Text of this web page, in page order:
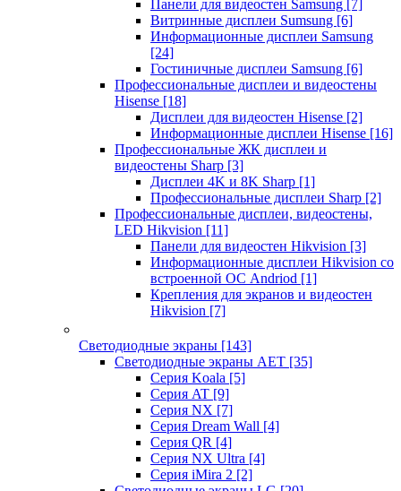
Панели для видеостен Samsung [7]
Витринные дисплеи Sumsung [6]
Информационные дисплеи Samsung
[24]
Гостиничные дисплеи Samsung [6]
Профессиональные дисплеи и видеостены
Hisense [18]
Дисплеи для видеостен Hisense [2]
Информационные дисплеи Hisense [16]
Профессиональные ЖК дисплеи и
видеостены Sharp [3]
Дисплеи 4K и 8K Sharp [1]
Профессиональные дисплеи Sharp [2]
Профессиональные дисплеи, видеостены,
LED Hikvision [11]
Панели для видеостен Hikvision [3]
Информационные дисплеи Hikvision со
встроенной ОС Andriod [1]
Крепления для экранов и видеостен
Hikvision [7]
Светодиодные экраны [143]
Светодиодные экраны AET [35]
Cерия Koala [5]
Серия AT [9]
Серия NX [7]
Серия Dream Wall [4]
Серия QR [4]
Серия NX Ultra [4]
Серия iMira 2 [2]